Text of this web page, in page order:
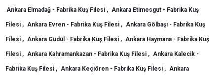
Ankara Elmadağ - Fabrika Kuş Filesi , Ankara Etimesgut - Fabrika Kuş
Filesi , Ankara Evren - Fabrika Kuş Filesi , Ankara Gölbaşı - Fabrika Kuş
Filesi , Ankara Güdül - Fabrika Kuş Filesi , Ankara Haymana - Fabrika Kuş
Filesi , Ankara Kahramankazan - Fabrika Kuş Filesi , Ankara Kalecik -
Fabrika Kuş Filesi , Ankara Keçiören - Fabrika Kuş Filesi , Ankara